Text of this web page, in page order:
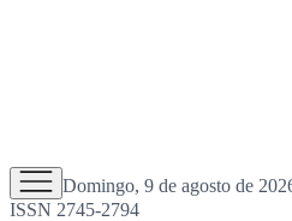
Domingo, 9 de agosto de
ISSN 2745-2794